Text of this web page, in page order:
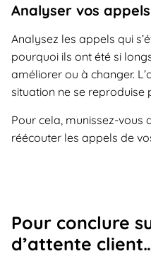
Analyser vos
Analysez les appels qui
pourquoi ils ont été si
améliorer ou à changer.
situation ne se reproduise
Pour cela, munissez-vous
réécouter les appels de
Pour conclure
d’attente